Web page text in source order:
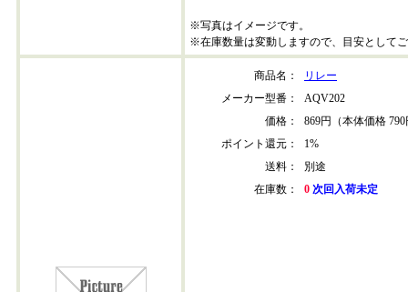
※写真はイメージです。
※在庫数量は変動しますので、目安として
商品名：
リレー
メーカー型番：
AQV202
価格：
869円（本体価格
ポイント還元：
1%
送料：
別途
在庫数：
0 次回入荷未定